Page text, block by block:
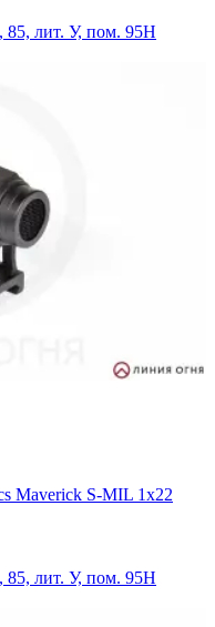
85, лит. У, пом. 95Н
Maverick S-MIL 1x22
85, лит. У, пом. 95Н